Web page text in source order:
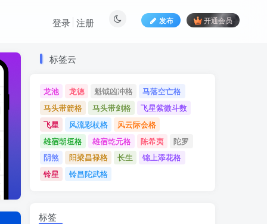
发布 开通会员
登录 注册
标签云
龙池 龙德 魁钺凶冲格
马落空亡格
马头带箭格
马头带剑格
飞星紫微斗数
飞星
风流彩杖格
风云际会格
雄宿朝垣格
雄宿乾元格 陈希夷
陀罗
阴煞
阳梁昌禄格 长生
锦上添花格
铃星
铃昌陀武格
标签云
龙池 龙德 魁钺凶冲格
马落空亡格
马头带箭格
马头带剑格
飞星紫微斗数
飞星
风流彩杖格
风云际会格
雄宿朝垣格
雄宿乾元格 陈希夷
陀罗
阴煞
阳梁昌禄格 长生
锦上添花格
铃星
铃昌陀武格
标签